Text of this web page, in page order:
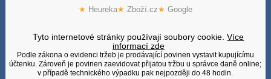
★ Heureka★ Zboží.cz★ Google
Tyto internetové stránky používají soubory cookie.Více
informací zde
Podle zákona o evidenci tržeb je prodávající povinen vystavit kupujícímu
účtenku. Zároveň je povinen zaevidovat přijatou tržbu u správce daně online;
v případě technického výpadku pak nejpozději do 48 hodin.